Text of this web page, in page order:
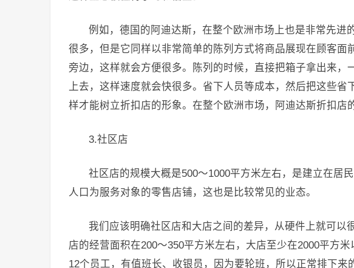
例如，德国的阿迪达斯，在整个欧洲市场上也是非常先进
很多，但是它同样以非常简单的陈列方式将商品展现在顾客面
旁边，这样就会方便很多。陈列的时候，直接把箱子拿出来，
上去，这样速度就会快很多。省下人员等成本，然后把这些
样才能树立折扣店的形象。在整个欧洲市场，阿迪达斯折扣店
3.社区店
社区店的规模大概是500～1000平方米左右，是建立在居
人口为服务对象的零售店铺，这也是比较常见的业态。
我们应该明确社区店和大店之间的差异，从硬件上就可以
店的经营面积在200～350平方米左右，大店至少在2000平方
12个员工，有值班长、收银员，因为要轮班，所以正常排下来